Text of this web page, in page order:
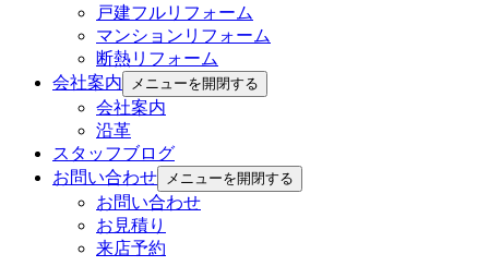
戸建フルリフォーム
マンションリフォーム
断熱リフォーム
会社案内
メニューを開閉する
会社案内
沿革
スタッフブログ
お問い合わせ
メニューを開閉する
お問い合わせ
お見積り
来店予約